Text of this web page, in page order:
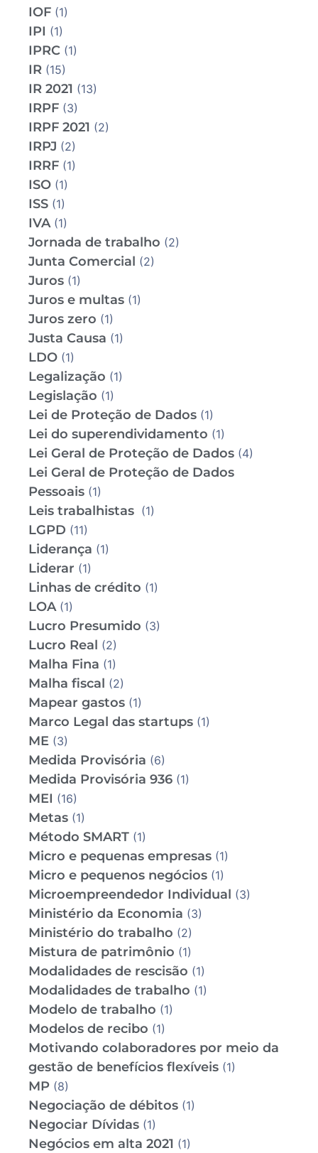
IOF (1)
IPI (1)
IPRC (1)
IR (15)
IR 2021 (13)
IRPF (3)
IRPF 2021 (2)
IRPJ (2)
IRRF (1)
ISO (1)
ISS (1)
IVA(1)
Jornada de trabalho (2)
Junta Comercial (2)
Juros (1)
Juros e multas (1)
Juros zero (1)
Justa Causa (1)
LDO (1)
Legalização (1)
Legislação (1)
Lei de Proteção de Dados (1)
Lei do superendividamento (1)
Lei Geral de Proteção de Dados (4)
Lei Geral de Proteção de Dados
Pessoais (1)
Leis trabalhistas (1)
LGPD (11)
Liderança (1)
Liderar (1)
Linhas de crédito (1)
LOA(1)
Lucro Presumido (3)
Lucro Real (2)
Malha Fina (1)
Malha fiscal (2)
Mapear gastos (1)
Marco Legal das startups (1)
ME (3)
Medida Provisória (6)
Medida Provisória 936 (1)
MEI (16)
Metas (1)
Método SMART (1)
Micro e pequenas empresas (1)
Micro e pequenos negócios (1)
Microempreendedor Individual (3)
Ministério da Economia (3)
Ministério do trabalho (2)
Mistura de patrimônio (1)
Modalidades de rescisão (1)
Modalidades de trabalho (1)
Modelo de trabalho (1)
Modelos de recibo (1)
Motivando colaboradores por meio da
gestão de benefícios flexíveis (1)
MP (8)
Negociação de débitos (1)
Negociar Dívidas (1)
Negócios em alta 2021 (1)